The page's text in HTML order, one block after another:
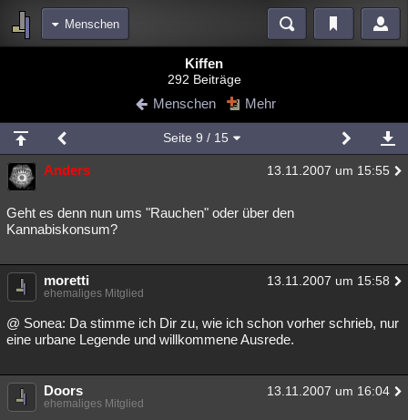
Menschen
Blogs Videos
Chat Wiki Neuigkeiten
meine Rubriken
Menschen Mystery Kriminalfälle
Spiritualität Verschwörungen Technologie
weitere Rubriken
Philosophie Träume
Astronomie Helpdesk Gruppen Gaming
Musik Clash Verbesserungen Allmystery English
Übersichten
Kiffen
292 Beiträge
Menschen Mehr
Seite 9 / 15
Anders 13.11.2007 um 15:55
Geht es denn nun ums "Rauchen" oder über den
Kannabiskonsum?
moretti 13.11.2007 um 15:58
ehemaliges Mitglied
@ Sonea: Da stimme ich Dir zu, wie ich schon vorher schrieb, nur
eine urbane Legende und willkommene Ausrede.
Doors 13.11.2007 um 16:04
ehemaliges Mitglied